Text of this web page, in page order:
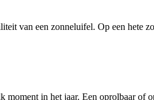
van een zonneluifel. Op een hete
moment in het jaar. Een oprolbaar of